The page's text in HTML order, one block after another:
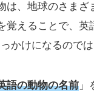
は、地球のさま
覚えることで、
かけになるのでは
語の動物の名前